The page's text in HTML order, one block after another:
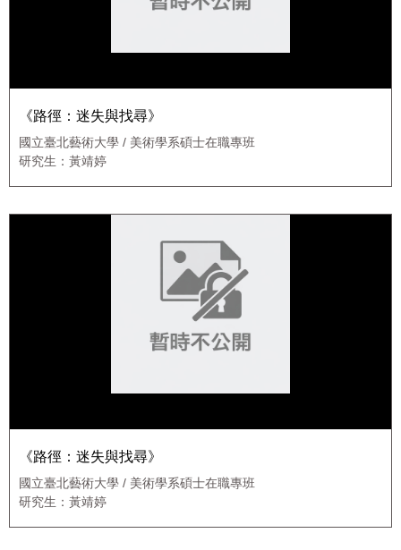
《路徑：迷失與找尋》
國立臺北藝術大學 / 美術學系碩士在職專班
研究生：黃靖婷
《路徑：迷失與找尋》
國立臺北藝術大學 / 美術學系碩士在職專班
研究生：黃靖婷